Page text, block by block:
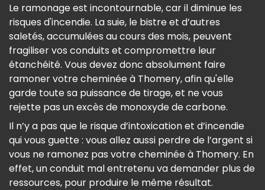
Le ramonage est incontournable, car il diminue les
risques d'incendie. La suie, le bistre et d’autres
saletés, accumulées au cours des mois, peuvent
fragiliser vos conduits et compromettre leur
étanchéité. Vous devez donc absolument faire
ramoner votre cheminée à Thomery, afin qu'elle
garde toute sa puissance de tirage, et ne vous
rejette pas un excès de monoxyde de carbone.
Il n’y a pas que le risque d’intoxication et d’incendie
qui vous guette : vous allez aussi perdre de l’argent si
vous ne ramonez pas votre cheminée à Thomery. En
effet, un conduit mal entretenu va demander plus de
ressources, pour produire le même résultat.